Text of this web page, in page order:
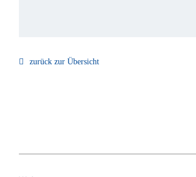
zurück zur Übersicht